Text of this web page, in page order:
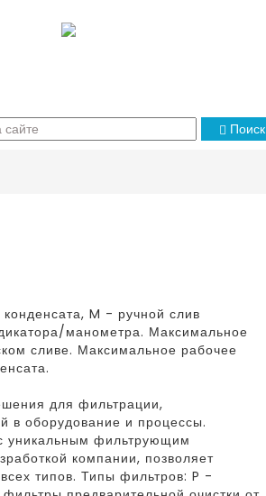
Поиск
M - ручной слив
манометра. Максимальное
сливе. Максимальное рабочее
для фильтрации,
в оборудование и процессы.
уникальным фильтрующим
компании, позволяет
типов. Типы фильтров: P -